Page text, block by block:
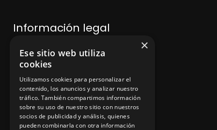
Información legal
Política de privacidad
Aviso legal
App Zine Hostelería
×
Ese sitio web utiliza
cookies
Utilizamos cookies para personalizar el
contenido, los anuncios y analizar nuestro
tráfico. También compartimos información
sobre su uso de nuestro sitio con nuestros
socios de publicidad y análisis, quienes
pueden combinarla con otra información